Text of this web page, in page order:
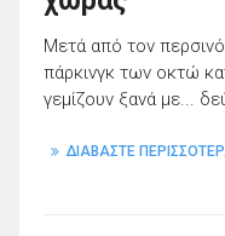
Μετά από τον
πάρκινγκ των οκτώ
γεμίζουν ξανά με...
ΔΙΑΒΑΣΤΕ